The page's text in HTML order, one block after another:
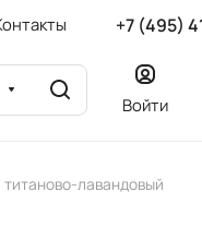
+7 (495)
Войти
лавандовый